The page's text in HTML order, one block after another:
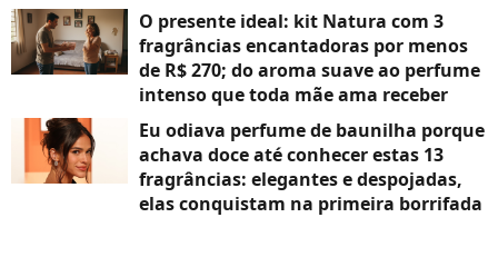
O presente ideal: kit Natura com 3
fragrâncias encantadoras por menos
de R$ 270; do aroma suave ao perfume
intenso que toda mãe ama receber
Eu odiava perfume de baunilha porque
achava doce até conhecer estas 13
fragrâncias: elegantes e despojadas,
elas conquistam na primeira borrifada